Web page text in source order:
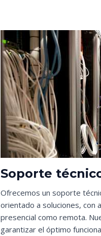
Soporte
Ofrecemos un soporte
orientado a soluciones, con
presencial como remota.
garantizar el óptimo